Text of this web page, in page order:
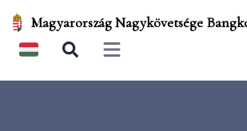
Magyarország Nagykövetsége
Open main menu